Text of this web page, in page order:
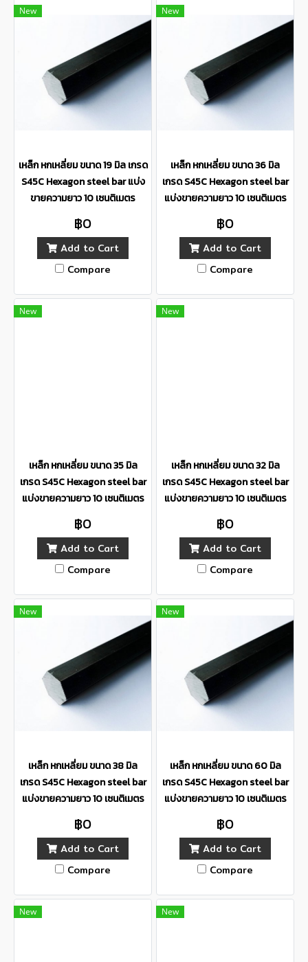
New
เหล็ก หกเหลี่ยม ขนาด 19 มิล เกรด
S45C Hexagon steel bar แบ่ง
ขายความยาว 10 เซนติเมตร
฿0
Add to Cart
Compare
New
เหล็ก หกเหลี่ยม ขนาด 36 มิล
เกรด S45C Hexagon steel bar
แบ่งขายความยาว 10 เซนติเมตร
฿0
Add to Cart
Compare
New
เหล็ก หกเหลี่ยม ขนาด 35 มิล
เกรด S45C Hexagon steel bar
แบ่งขายความยาว 10 เซนติเมตร
฿0
Add to Cart
Compare
New
เหล็ก หกเหลี่ยม ขนาด 32 มิล
เกรด S45C Hexagon steel bar
แบ่งขายความยาว 10 เซนติเมตร
฿0
Add to Cart
Compare
New
เหล็ก หกเหลี่ยม ขนาด 38 มิล
เกรด S45C Hexagon steel bar
แบ่งขายความยาว 10 เซนติเมตร
฿0
Add to Cart
Compare
New
เหล็ก หกเหลี่ยม ขนาด 60 มิล
เกรด S45C Hexagon steel bar
แบ่งขายความยาว 10 เซนติเมตร
฿0
Add to Cart
Compare
New New